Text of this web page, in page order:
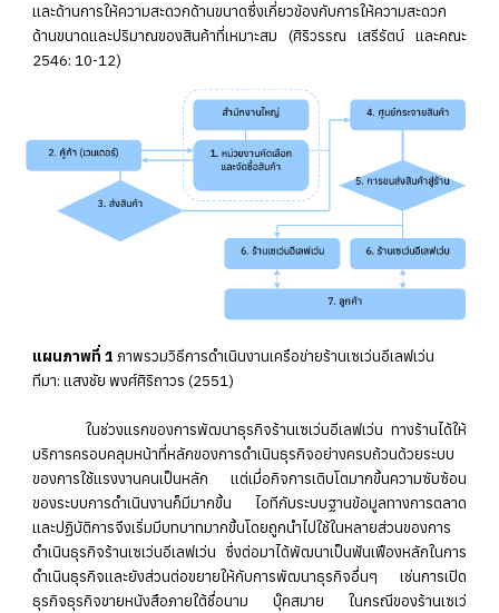
และด้านการให้ความสะดวกด้านขนาดซึ่งเกี่ยวข้องกับการให้ความสะดวก
ด้านขนาดและปริมาณของสินค้าที่เหมาะสม (ศิริวรรณ เสรีรัตน์ และคณะ
2546: 10-12)
แผนภาพที่ 1 ภาพรวมวิธีการดำเนินงานเครือข่ายร้านเซเว่นอีเลฟเว่น
ทีมา: แสงชัย พงศ์ศิริถาวร (2551)
ในช่วงแรกของการพัฒนาธุรกิจร้านเซเว่นอีเลฟเว่น ทางร้านได้ให้
บริการครอบคลุมหน้าที่หลักของการดำเนินธุรกิจอย่างครบถ้วนด้วยระบบ
ของการใช้แรงงานคนเป็นหลัก แต่เมื่อกิจการเติบโตมากขึ้นความซับซ้อน
ของระบบการดำเนินงานก็มีมากขึ้น ไอทีกับระบบฐานข้อมูลทางการตลาด
และปฏิบัติการจึงเริ่มมีบทบาทมากขึ้นโดยถูกนำไปใช้ในหลายส่วนของการ
ดำเนินธุรกิจร้านเซเว่นอีเลฟเว่น ซึ่งต่อมาได้พัฒนาเป็นฟันเฟืองหลักในการ
ดำเนินธุรกิจและยังส่วนต่อขยายให้กับการพัฒนาธุรกิจอื่นๆ เช่นการเปิด
ธุรกิจธุรกิจขายหนังสือภายใต้ชื่อนาม บุ๊คสมาย ในกรณีของร้านเซเว่